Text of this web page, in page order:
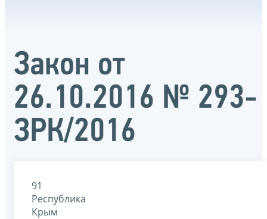
Закон от
26.10.2016 № 293-
ЗРК/2016
91
Республика
Крым